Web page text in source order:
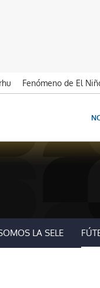
Fenómeno de El
LA SELE